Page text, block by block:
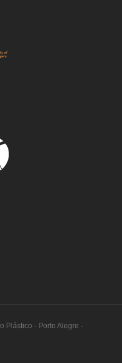
Plástico - Porto Alegre -